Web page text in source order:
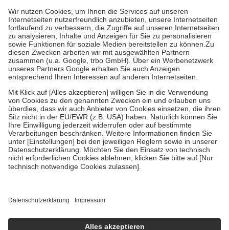
höchstens zehn Euro.
Es sind jedoch nie mehr als die tatsächlichen
Kosten der Leistung zu entrichten.
Diese Regeln gelten grundsätzlich auch für Online-Apotheken.
Bei Heilmitteln und häuslicher Krankenpflege beträgt die
Zuzahlung zehn Prozent der Kosten sowie zehn Euro je
Verordnung.
Um das Engagement der Versicherten für ihre eigene Gesundheit zu
stärken und die besondere Stellung der Familie zu unterstützen,
fallenkeine Zuzahlungenan bei:
• Kindern und Jugendlichen bis zum vollendeten 18. Lebensjahr
mit Ausnahme der Fahrkosten
• Untersuchungen zur Vorsorge und Früherkennung, die von der
GKV getragen werden
• empfohlenen Schutzimpfungen
• Harn- und Blutteststreifen
getroffen, um sicherzustellen, dass es sich um echte Bewertungen
https://help.etrusted.com/hc/de/articles/4419944605341